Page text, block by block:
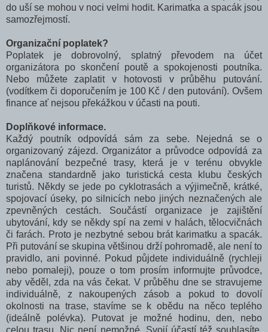
do uší se mohou v noci velmi hodit. Karimatka a spacák jsou
samozřejmostí.
Organizační poplatek?
Poplatek je dobrovolný, splatný převodem na účet
organizátora po skončení poutě a spokojenosti poutníka.
Nebo můžete zaplatit v hotovosti v průběhu putování.
(vodítkem či doporučením je 100 Kč / den putování). Ovšem
finance ať nejsou překážkou v účasti na pouti.
Doplňkové informace.
Každý poutník odpovídá sám za sebe. Nejedná se o
organizovaný zájezd. Organizátor a průvodce odpovídá za
naplánování bezpečné trasy, která je v terénu obvykle
značena standardně jako turistická cesta klubu českých
turistů. Někdy se jede po cyklotrasách a výjimečně, krátké,
spojovací úseky, po silnicích nebo jiných neznačených ale
zpevněných cestách. Součástí organizace je zajištění
ubytování, kdy se někdy spí na zemi v halách, tělocvičnách
či farách. Proto je nezbytné sebou brát karimatku a spacák.
Při putování se skupina většinou drží pohromadě, ale není to
pravidlo, ani povinné. Pokud půjdete individuálně (rychleji
nebo pomaleji), pouze o tom prosím informujte průvodce,
aby věděl, zda na vás čekat. V průběhu dne se stravujeme
individuálně, z nakoupených zásob a pokud to dovolí
okolnosti na trase, stavíme se k obědu na něco teplého
(ideálně polévka). Putovat je možné hodinu, den, nebo